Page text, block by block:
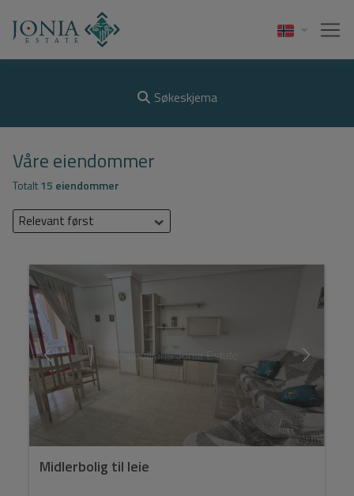
Søkeskjema
Våre eiendommer
Totalt15 eiendommer
Relevant først
Midlerbolig til leie